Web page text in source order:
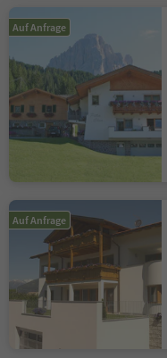
Auf Anfrage
Auf Anfrage